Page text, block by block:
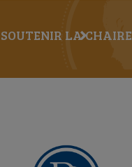
SOUTENIR LA CHAIRE